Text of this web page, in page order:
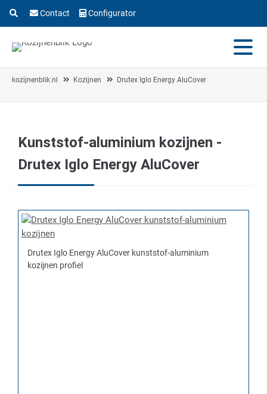
Contact Configurator
kozijnenblik.nl Kozijnen Drutex Iglo Energy AluCover
Kunststof-aluminium kozijnen -
Drutex Iglo Energy AluCover
Drutex Iglo Energy AluCover kunststof-aluminium
kozijnen profiel